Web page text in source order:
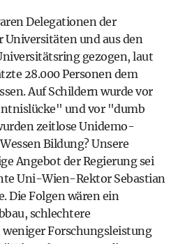
Delegationen der
Universitäten und aus den
gezogen, laut
28.000 Personen dem
Auf Schildern wurde vor
und vor "dumb
zeitlose Unidemo-
Bildung? Unsere
Angebot der Regierung sei
Uni-Wien-Rektor Sebastian
Die Folgen wären ein
schlechtere
Forschungsleistung